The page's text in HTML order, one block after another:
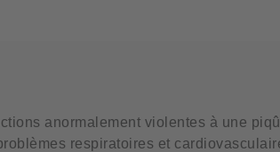
anormalement violentes à une
respiratoires et